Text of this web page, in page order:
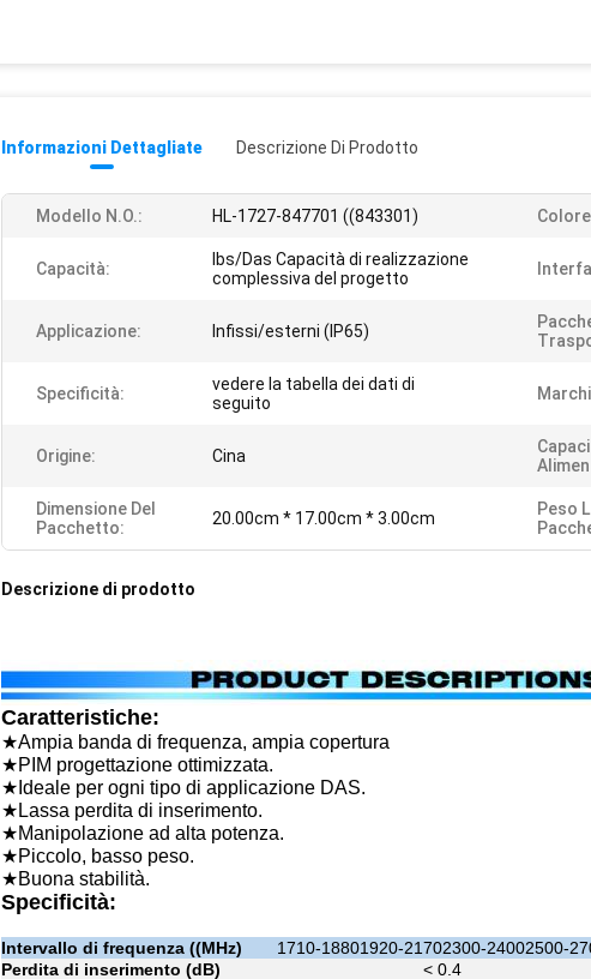
Informazioni Dettagliate Descrizione Di Prodotto
Modello N.O.: HL-1727-847701 ((843301)
Capacità:
Ibs/Das Capacità di realizzazione
complessiva del progetto
Applicazione: Infissi/esterni (IP65)
Specificità:
vedere la tabella dei dati di
seguito
Origine: Cina
Dimensione Del
Pacchetto:
20.00cm * 17.00cm * 3.00cm
Peso
Descrizione di prodotto
Caratteristiche:
★Ampia banda di frequenza, ampia copertura
★PIM progettazione ottimizzata.
★Ideale per ogni tipo di applicazione DAS.
★Lassa perdita di inserimento.
★Manipolazione ad alta potenza.
★Piccolo, basso peso.
★Buona stabilità.
Specificità:
Intervallo di frequenza ((MHz) 1710-18801920-21702300-24002500-
Perdita di inserimento (dB)
< 0.4